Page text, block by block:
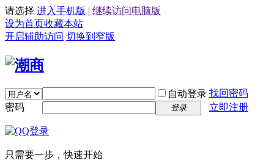
请选择 进入手机版 | 继续访问电脑版
设为首页收藏本站
开启辅助访问 切换到窄版
自动登录 找回密码
密码
登录 立即注册
只需要一步，快速开始